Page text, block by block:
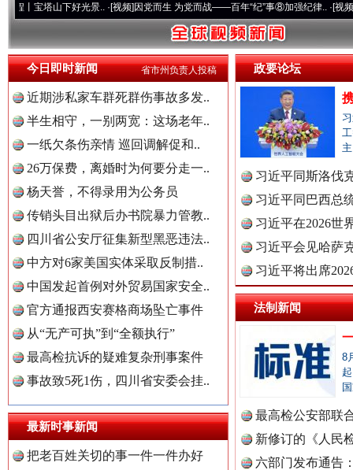
下好光景..·[视频]因党而生 为党而战——百年“纪”事⑧加强纪律..·[视频]牢记初心使
今日即时新闻
近期涉私家车群死群伤事故多发..
半生相守，一别两宽：这场老年..
一纸欠条伤亲情 巡回调解促和..
26万保费，离婚时为何要分走一..
杨天誉，不得录用为公务员
传销头目出狱后办书院暴力管教..
四川省公安厅征集新型黑恶违法..
中方对6家美国实体采取反制措..
中国发起首例对外贸易国家安全..
官方通报西安赛格商场坠亡事件
从“无产可执”到“全额执行”
最高检抗诉的疑难复杂刑事案件
事故致5死1伤，四川省安委会挂..
最新时事新闻
把老百姓关切的事一件一件办好
省市州负责人投稿 政要论坛
习近平同斯洛伐
习近平同巴西总
习近平在2026世
理高级..
习近平会见哈萨
习近平将出席
球治理..
法制新闻
8
最高检公安部联
周岁未..
新修订的《人民
布
六部门发布通告
中国全民新闻网.
世界屋脊 天路回响 永
红船起航处 潮起向未来 广州首